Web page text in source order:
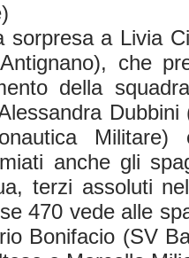
sorpresa a Livia
che
della
anche gli
terzi assoluti
470 vede alle
Bonifacio (SV